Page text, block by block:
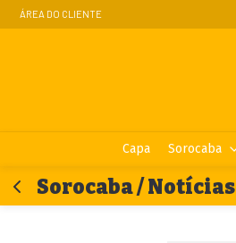
ÁREA DO CLIENTE
Capa Sorocaba
Sorocaba / Notícias